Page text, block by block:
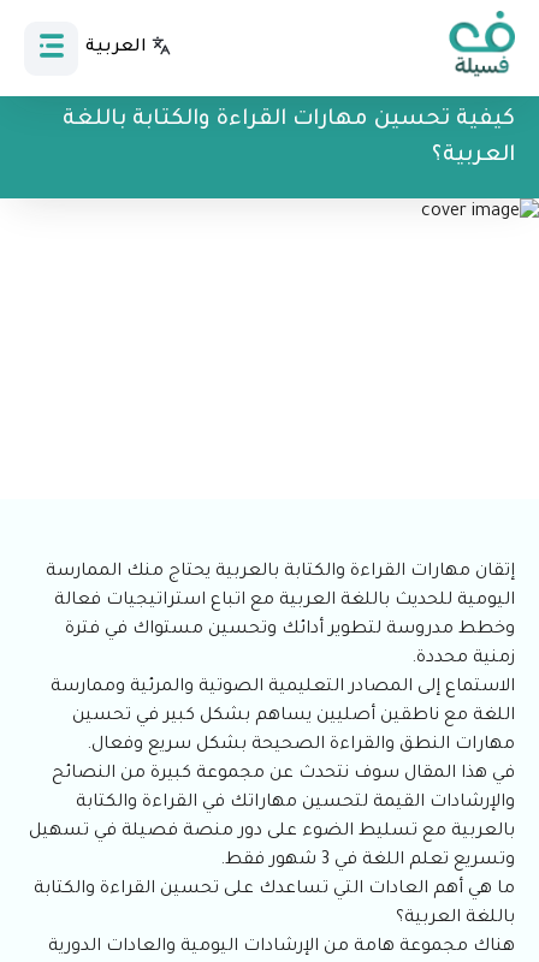
العربية
كيفية تحسين مهارات القراءة والكتابة باللغة
العربية؟
إتقان مهارات القراءة والكتابة بالعربية يحتاج منك الممارسة
اليومية للحديث باللغة العربية مع اتباع استراتيجيات فعالة
وخطط مدروسة لتطوير أدائك وتحسين مستواك في فترة
زمنية محددة.
الاستماع إلى المصادر التعليمية الصوتية والمرئية وممارسة
اللغة مع ناطقين أصليين يساهم بشكل كبير في تحسين
مهارات النطق والقراءة الصحيحة بشكل سريع وفعال.
في هذا المقال سوف نتحدث عن مجموعة كبيرة من النصائح
والإرشادات القيمة لتحسين مهاراتك في القراءة والكتابة
بالعربية مع تسليط الضوء على دور منصة فصيلة في تسهيل
وتسريع تعلم اللغة في 3 شهور فقط.
ما هي أهم العادات التي تساعدك على تحسين القراءة والكتابة
باللغة العربية؟
هناك مجموعة هامة من الإرشادات اليومية والعادات الدورية